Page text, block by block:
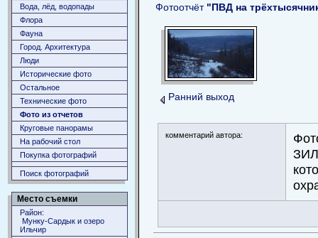
Вода, лёд, водопады
Флора
Фауна
Город. Архитектура
Люди
Исторические фото
Остальное
Технические фото
Фото из отчетов
Круговые панорамы
На рабочий стол
Покупка фотографий
Поиск фотографий
Место съемки
Район:
Мунку-Сардык и озеро
Ильчир
Фотоотчёт "ПВД на
Ранний выход
комментарий автора: